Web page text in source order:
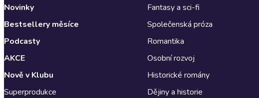
Novinky
Bestsellery měsíce
Podcasty
AKCE
Nově v Klubu
Superprodukce
Fantasy a sci-fi
Společenská próza
Romantika
Osobní rozvoj
Historické romány
Dějiny a historie